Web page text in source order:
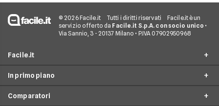
© 2026 Facile.it Tutti i diritti riservati
Facile.it è un
servizio offerto da Facile.it S.p.A. con socio unico •
Via Sannio, 3 - 20137 Milano • P.IVA 07902950968
Facile.it
Assicurazioni
Prestiti
In primo piano
Offerte Fibra
Comparatori